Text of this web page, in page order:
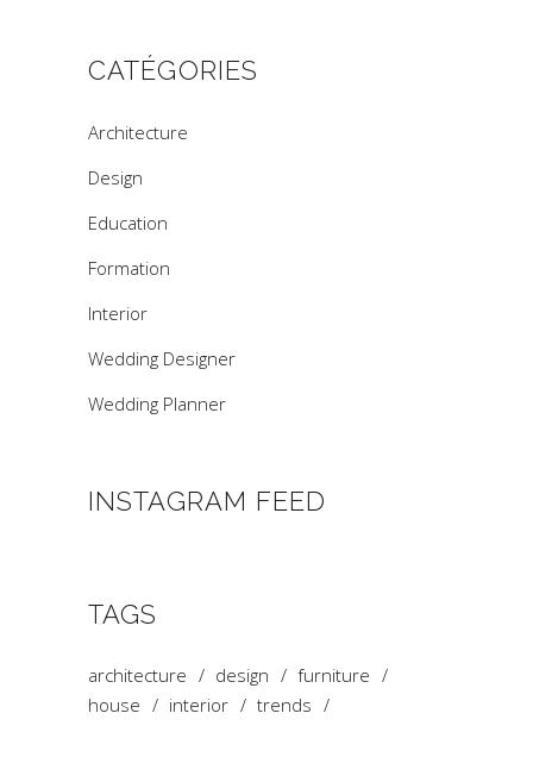
CATÉGORIES
Architecture
Design
Education
Formation
Interior
Wedding Designer
Wedding Planner
INSTAGRAM FEED
TAGS
architecture design
furniture
house
interior trends